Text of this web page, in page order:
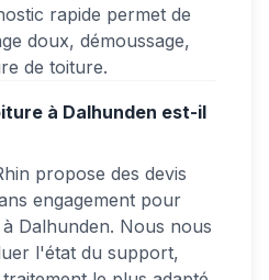
rapide permet de
doux, démoussage,
de toiture.
à Dalhunden est-il
propose des devis
engagement pour
Dalhunden. Nous nous
l'état du support,